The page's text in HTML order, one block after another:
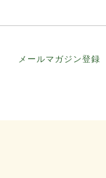
メールマガジン登録